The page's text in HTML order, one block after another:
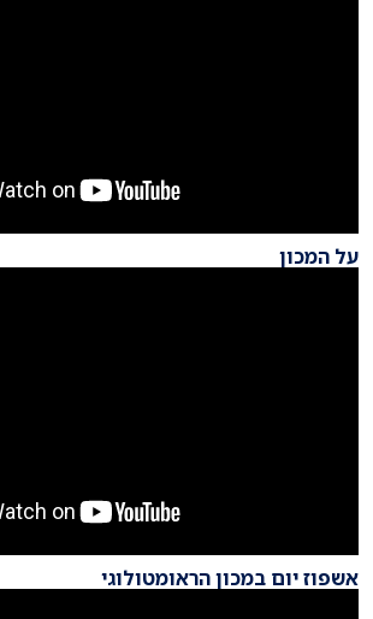
על המכון
אשפוז יום במכון הראומטולוגי